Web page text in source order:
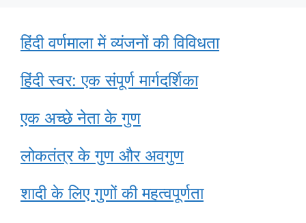
हिंदी वर्णमाला में व्यंजनों की विविधता
हिंदी स्वर: एक संपूर्ण मार्गदर्शिका
एक अच्छे नेता के गुण
लोकतंत्र के गुण और अवगुण
शादी के लिए गुणों की महत्वपूर्णता